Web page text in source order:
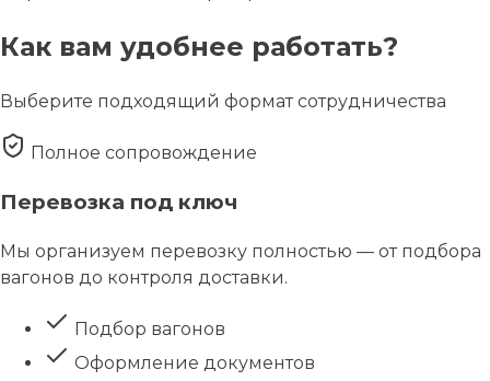
Как вам удобнее работать?
Выберите подходящий формат сотрудничества
Полное сопровождение
Перевозка под ключ
Мы организуем перевозку полностью — от подбора
вагонов до контроля доставки.
Подбор вагонов
Оформление документов